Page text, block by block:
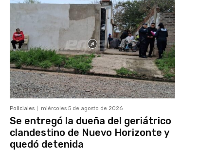
Policiales miércoles 5 de agosto de 2026
Se entregó la dueña del geriátrico
clandestino de Nuevo Horizonte y
quedó detenida